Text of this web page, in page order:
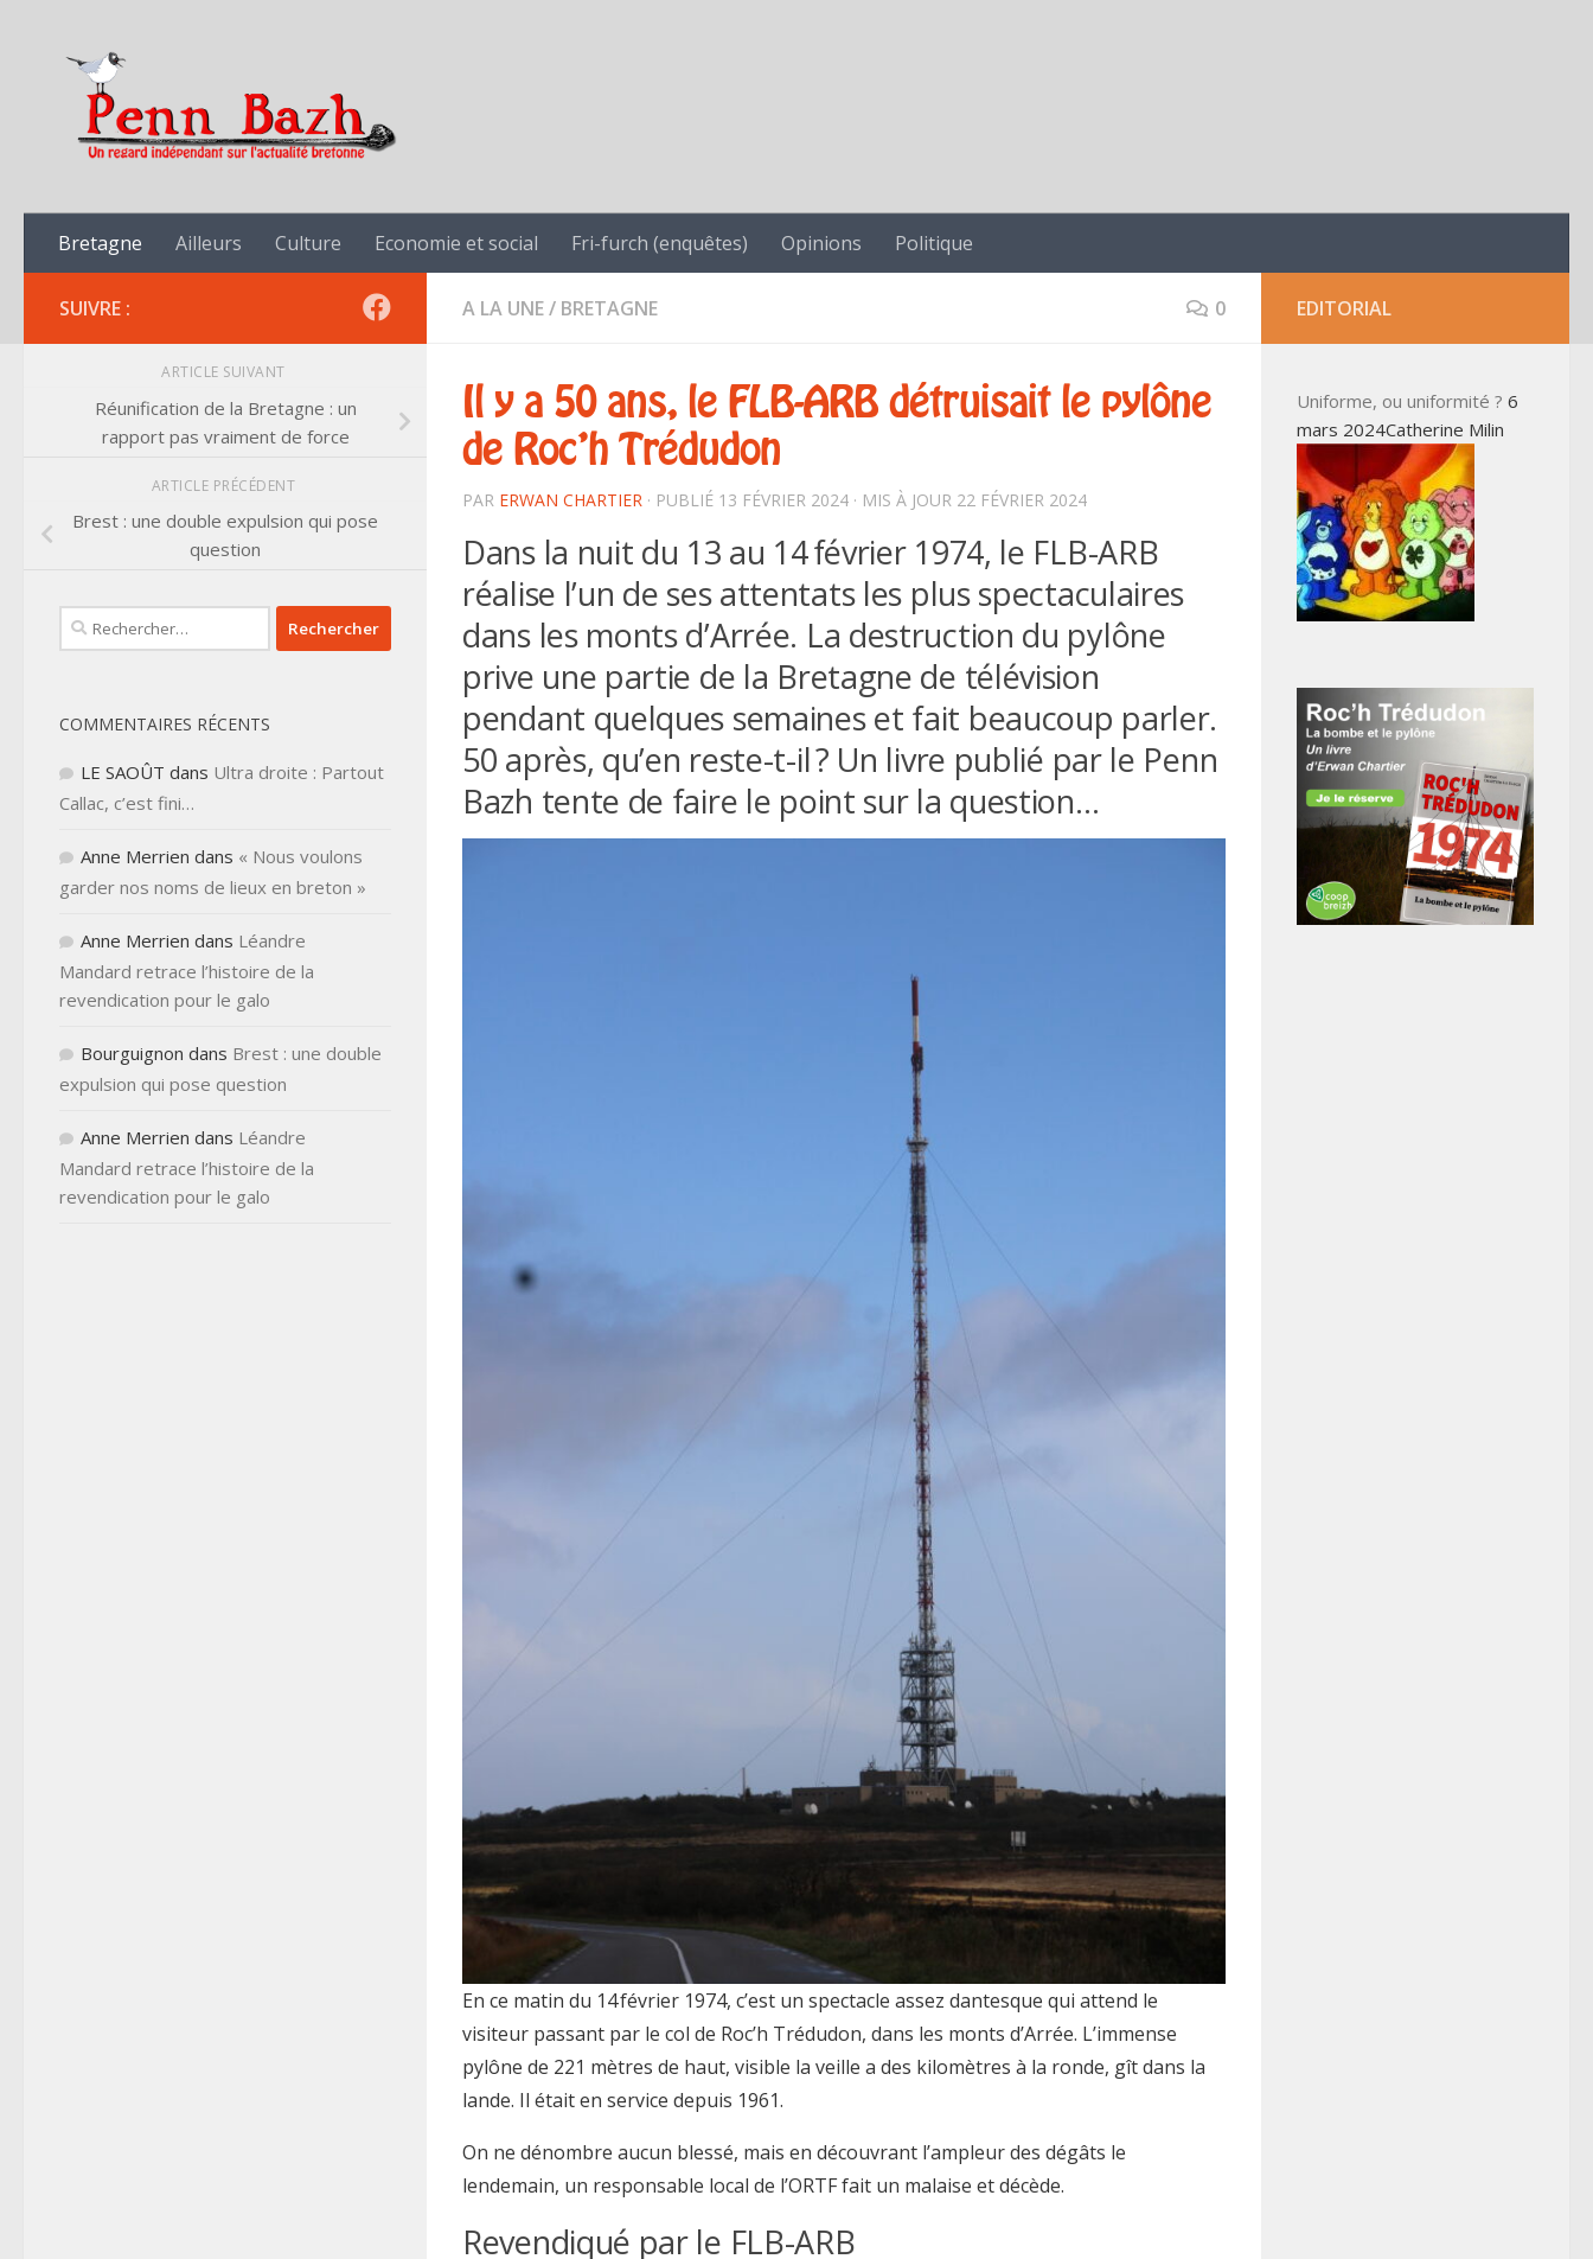
Bretagne Ailleurs Culture Economie et social Fri-furch (enquêtes) Opinions Politique
A LA UNE/ BRETAGNE 0
Il y a 50 ans, le FLB-ARB détruisait le pylône
de Roc’h Trédudon
PAR ERWAN CHARTIER · PUBLIÉ 13 FÉVRIER 2024 · MIS À JOUR 22 FÉVRIER 2024
Dans la nuit du 13 au 14 février 1974, le FLB-ARB
réalise l’un de ses attentats les plus spectaculaires
dans les monts d’Arrée. La destruction du pylône
prive une partie de la Bretagne de télévision
pendant quelques semaines et fait beaucoup parler.
50 après, qu’en reste-t-il ? Un livre publié par le Penn
Bazh tente de faire le point sur la question…
En ce matin du 14 février 1974, c’est un spectacle assez dantesque qui attend le
visiteur passant par le col de Roc’h Trédudon, dans les monts d’Arrée. L’immense
pylône de 221 mètres de haut, visible la veille a des kilomètres à la ronde, gît dans la
lande. Il était en service depuis 1961.
On ne dénombre aucun blessé, mais en découvrant l’ampleur des dégâts le
lendemain, un responsable local de l’ORTF fait un malaise et décède.
Revendiqué par le FLB-ARB
SUIVRE :
ARTICLE SUIVANT
Réunification de la Bretagne : un
rapport pas vraiment de force
ARTICLE PRÉCÉDENT
Brest : une double expulsion qui pose
question
Rechercher :
COMMENTAIRES RÉCENTS
LE SAOÛT dans Ultra droite : Partout
Callac, c’est fini…
Anne Merrien dans « Nous voulons
garder nos noms de lieux en breton »
Anne Merrien dans Léandre
Mandard retrace l’histoire de la
revendication pour le galo
Bourguignon dans Brest : une double
expulsion qui pose question
Anne Merrien dans Léandre
Mandard retrace l’histoire de la
revendication pour le galo
EDITORIAL
Uniforme, ou uniformité ? 6
mars 2024Catherine Milin